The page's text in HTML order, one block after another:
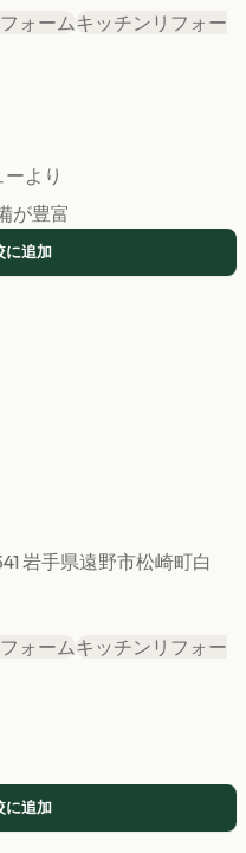
ォームキッチンリフォー
より
が豊富
に追加
岩手県遠野市松崎町白
ォームキッチンリフォー
に追加